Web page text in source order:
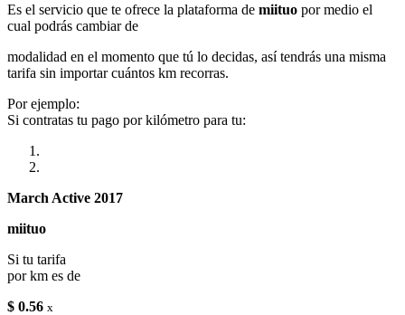
Es el servicio que te ofrece la plataforma de miituo por medio el
cual podrás cambiar de
modalidad en el momento que tú lo decidas, así tendrás una misma
tarifa sin importar cuántos km recorras.
Por ejemplo:
Si contratas tu pago por kilómetro para tu:
March Active 2017
miituo
Si tu tarifa
por km es de
$ 0.56 x